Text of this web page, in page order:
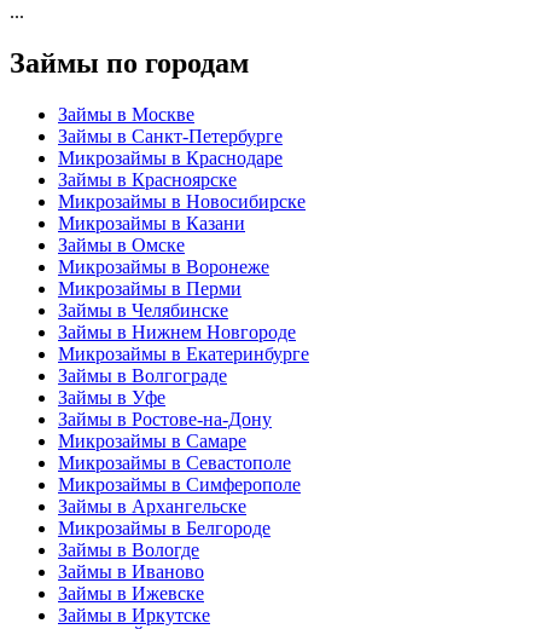
...
Займы по городам
Займы в Москве
Займы в Санкт-Петербурге
Микрозаймы в Краснодаре
Займы в Красноярске
Микрозаймы в Новосибирске
Микрозаймы в Казани
Займы в Омске
Микрозаймы в Воронеже
Микрозаймы в Перми
Займы в Челябинске
Займы в Нижнем Новгороде
Микрозаймы в Екатеринбурге
Займы в Волгограде
Займы в Уфе
Займы в Ростове-на-Дону
Микрозаймы в Самаре
Микрозаймы в Севастополе
Микрозаймы в Симферополе
Займы в Архангельске
Микрозаймы в Белгороде
Займы в Вологде
Займы в Иваново
Займы в Ижевске
Займы в Иркутске